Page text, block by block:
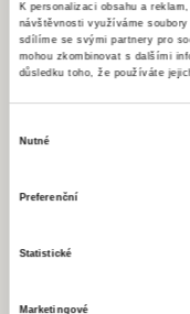
K personalizaci obsahu a
návštěvnosti využíváme
sdílíme se svými partnery pro
mohou zkombinovat s dalšími
důsledku toho, že používáte
Nutné
Preferenční
Statistické
Marketingové